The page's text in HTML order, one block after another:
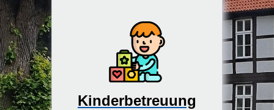
Kinderbetreuung